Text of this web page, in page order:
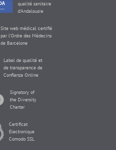
qualité sanitaire
d'Andalousie
Site web médical certifié
par l'Ordre des Médecins
de Barcelone
Label de qualité et
de transparence de
Confianza Online
Signatory of
the Diversity
Charter
Certificat
Electronique
Comodo SSL